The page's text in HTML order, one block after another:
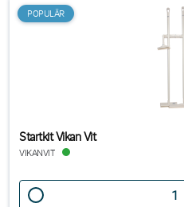
POPULÄR
Startkit Vikan Vit
VIKANVIT